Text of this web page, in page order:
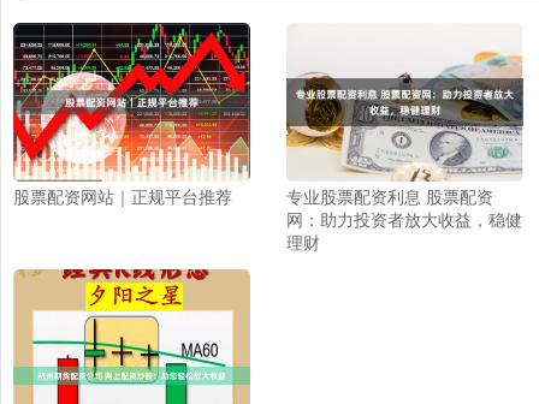
股票配资网站｜正规平台推荐
专业股票配资利息 股票配资
网：助力投资者放大收益，稳健
理财